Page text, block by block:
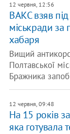
12 червня, 12:56
​​ВАКС взяв під
міськради за
хабаря
Вищий
Полтавської
Бражника
12 червня, 09:48
На 15 років
яка готувала